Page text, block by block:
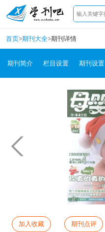
首页>期刊大全>期刊详情
期刊简介 栏目设置 期刊设置
加入收藏 期刊点评